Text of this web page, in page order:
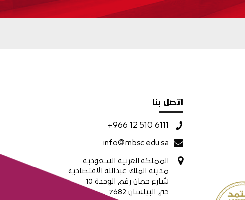
اتصل بنا
+966 12 510 6111
info@mbsc.edu.sa
المملكة العربية السعودية
مدينه الملك عبدالله الاقتصادية
شارع جمان رقم الوحدة 10
حي البيلسان 7682